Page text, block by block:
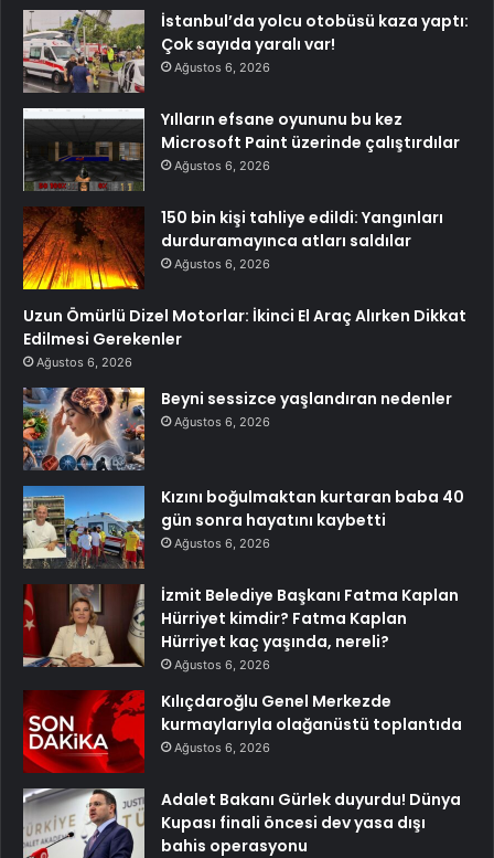
İstanbul’da yolcu otobüsü kaza yaptı:
Çok sayıda yaralı var!
Ağustos 6, 2026
Yılların efsane oyununu bu kez
Microsoft Paint üzerinde çalıştırdılar
Ağustos 6, 2026
150 bin kişi tahliye edildi: Yangınları
durduramayınca atları saldılar
Ağustos 6, 2026
Uzun Ömürlü Dizel Motorlar: İkinci El Araç Alırken Dikkat
Edilmesi Gerekenler
Ağustos 6, 2026
Beyni sessizce yaşlandıran nedenler
Ağustos 6, 2026
Kızını boğulmaktan kurtaran baba 40
gün sonra hayatını kaybetti
Ağustos 6, 2026
İzmit Belediye Başkanı Fatma Kaplan
Hürriyet kimdir? Fatma Kaplan
Hürriyet kaç yaşında, nereli?
Ağustos 6, 2026
Kılıçdaroğlu Genel Merkezde
kurmaylarıyla olağanüstü toplantıda
Ağustos 6, 2026
Adalet Bakanı Gürlek duyurdu! Dünya
Kupası finali öncesi dev yasa dışı
bahis operasyonu